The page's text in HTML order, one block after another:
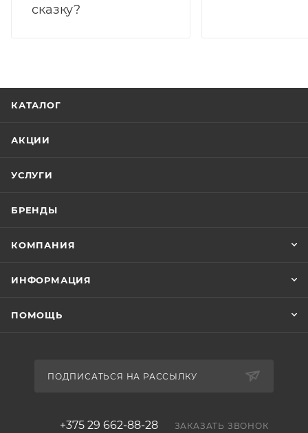
сказку?
КАТАЛОГ
АКЦИИ
УСЛУГИ
БРЕНДЫ
КОМПАНИЯ
ИНФОРМАЦИЯ
ПОМОЩЬ
ПОДПИСАТЬСЯ НА РАССЫЛКУ
+375 29 662-88-28 ЗАКАЗАТЬ ЗВОНОК